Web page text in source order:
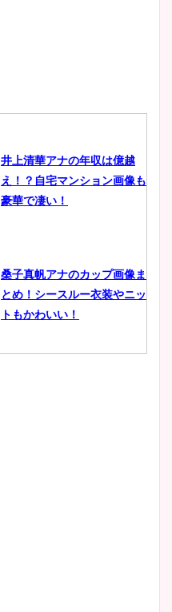
井上清華アナの年収は億越
え！？自宅マンション画像も
豪華で凄い！
桑子真帆アナのカップ画像ま
とめ！シースルー衣装やニッ
トもかわいい！